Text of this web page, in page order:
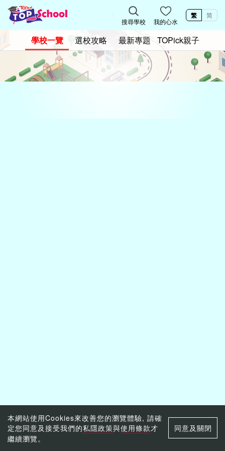
搜尋學校 我的心水
繁 简
學校一覽 選校攻略 最新專題 TOPick親子
本網站使用Cookies來改善您的瀏覽體驗, 請確
定您同意及接受我們的私隱政策與使用條款才
繼續瀏覽。
同意及關閉